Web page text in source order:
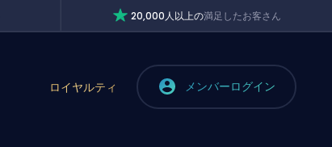
20,000人以上の満足したお客さん
ロイヤルティ メンバーログイン